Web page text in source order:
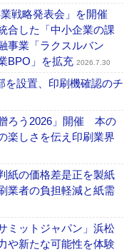
戦略発表会」を開催
合した「中小企業の課
事業「ラクスルバン
BPO」を拡充 2026.7.30
を設置、印刷機確認のチ
ろう2026」開催 本の
楽しさを伝え印刷業界
紙の価格差是正を製紙
業者の負担軽減と紙需
ミットジャパン」浜松
や新たな可能性を体験